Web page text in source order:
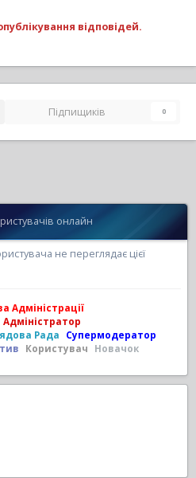
відповідей.
Підпищиків 0
онлайн
не переглядає цієї
Адміністрації
Адміністратор
Рада
Супермодератор
Користувач
Новачок